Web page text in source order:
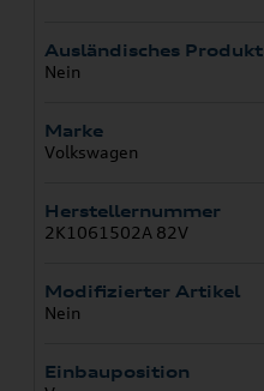
Ausländisches Produkt
Nein
Marke
Volkswagen
Herstellernummer
2K1061502A 82V
Modifizierter Artikel
Nein
Einbauposition